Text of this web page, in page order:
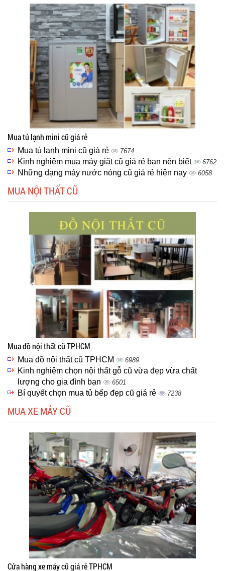
Mua tủ lạnh mini cũ giá rẻ
Mua tủ lạnh mini cũ giá rẻ 7674
Kinh nghiệm mua máy giặt cũ giá rẻ bạn nên biết 6762
Những dạng máy nước nóng cũ giá rẻ hiện nay 6058
MUA NỘI THẤT CŨ
Mua đồ nội thất cũ TPHCM
Mua đồ nội thất cũ TPHCM 6989
Kinh nghiệm chọn nội thất gỗ cũ vừa đẹp vừa chất
lượng cho gia đình bạn
6501
Bí quyết chọn mua tủ bếp đẹp cũ giá rẻ 7238
MUA XE MÁY CŨ
Cửa hàng xe máy cũ giá rẻ TPHCM